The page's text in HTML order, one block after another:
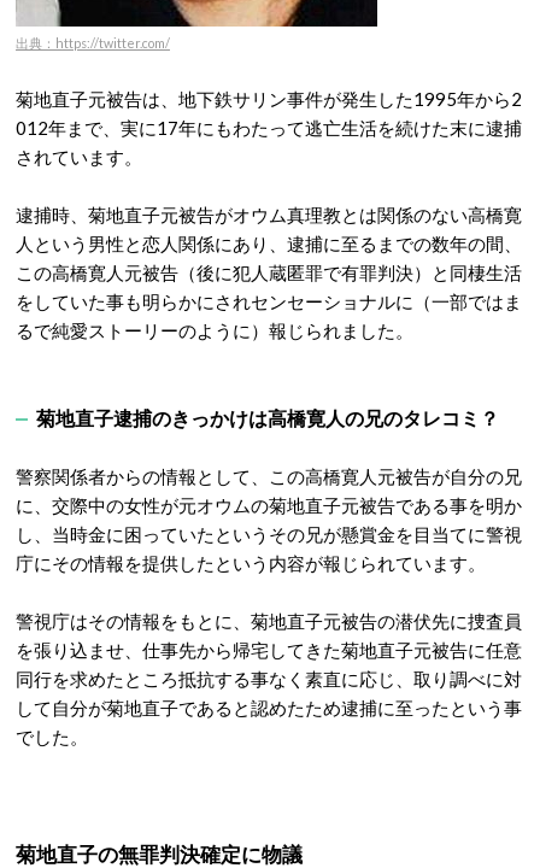
出典：https://twitter.com/
菊地直子元被告は、地下鉄サリン事件が発生した1995年から2
012年まで、実に17年にもわたって逃亡生活を続けた末に逮捕
されています。
逮捕時、菊地直子元被告がオウム真理教とは関係のない高橋寛
人という男性と恋人関係にあり、逮捕に至るまでの数年の間、
この高橋寛人元被告（後に犯人蔵匿罪で有罪判決）と同棲生活
をしていた事も明らかにされセンセーショナルに（一部ではま
るで純愛ストーリーのように）報じられました。
菊地直子逮捕のきっかけは高橋寛人の兄のタレコミ？
警察関係者からの情報として、この高橋寛人元被告が自分の兄
に、交際中の女性が元オウムの菊地直子元被告である事を明か
し、当時金に困っていたというその兄が懸賞金を目当てに警視
庁にその情報を提供したという内容が報じられています。
警視庁はその情報をもとに、菊地直子元被告の潜伏先に捜査員
を張り込ませ、仕事先から帰宅してきた菊地直子元被告に任意
同行を求めたところ抵抗する事なく素直に応じ、取り調べに対
して自分が菊地直子であると認めたため逮捕に至ったという事
でした。
菊地直子の無罪判決確定に物議